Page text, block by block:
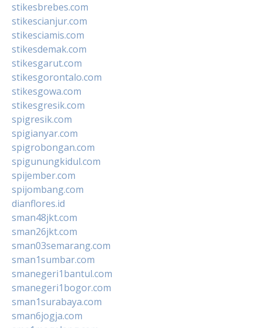
stikesbrebes.com
stikescianjur.com
stikesciamis.com
stikesdemak.com
stikesgarut.com
stikesgorontalo.com
stikesgowa.com
stikesgresik.com
spigresik.com
spigianyar.com
spigrobongan.com
spigunungkidul.com
spijember.com
spijombang.com
dianflores.id
sman48jkt.com
sman26jkt.com
sman03semarang.com
sman1sumbar.com
smanegeri1bantul.com
smanegeri1bogor.com
sman1surabaya.com
sman6jogja.com